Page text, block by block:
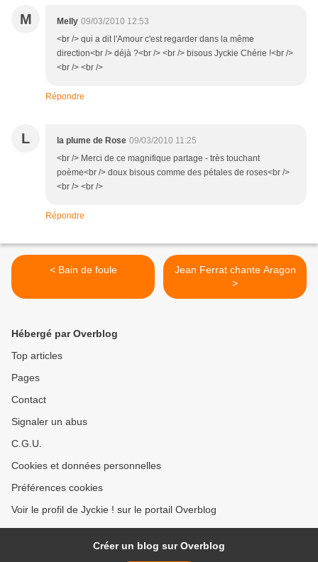
M Melly 09/03/2010 12:53
<br /> qui a dit l'Amour c'est regarder dans la même
direction<br /> déjà ?<br /> <br /> bisous Jyckie Chérie !<br />
<br /> <br />
Répondre
L la plume de Rose 09/03/2010 11:25
<br /> Merci de ce magnifique partage - très touchant
poème<br /> doux bisous comme des pétales de roses<br />
<br /> <br />
Répondre
< Bain de foule
Jean Ferrat chante Aragon
>
Hébergé par Overblog
Top articles
Pages
Contact
Signaler un abus
C.G.U.
Cookies et données personnelles
Préférences cookies
Voir le profil de Jyckie ! sur le portail Overblog
Créer un blog sur Overblog